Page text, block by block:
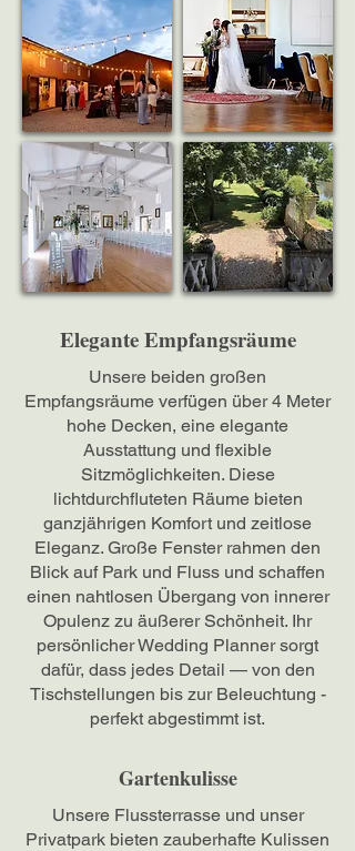
Elegante Empfangsräume
Unsere beiden großen
Empfangsräume verfügen über 4 Meter
hohe Decken, eine elegante
Ausstattung und flexible
Sitzmöglichkeiten. Diese
lichtdurchfluteten Räume bieten
ganzjährigen Komfort und zeitlose
Eleganz. Große Fenster rahmen den
Blick auf Park und Fluss und schaffen
einen nahtlosen Übergang von innerer
Opulenz zu äußerer Schönheit. Ihr
persönlicher Wedding Planner sorgt
dafür, dass jedes Detail — von den
Tischstellungen bis zur Beleuchtung -
perfekt abgestimmt ist.
Gartenkulisse
Unsere Flussterrasse und unser
Privatpark bieten zauberhafte Kulissen